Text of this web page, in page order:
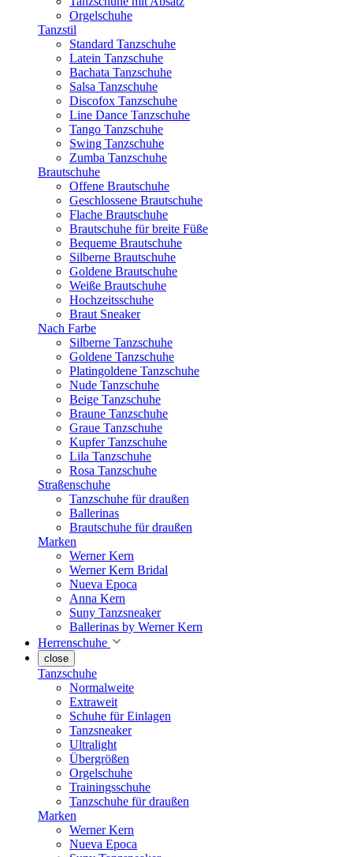
Orgelschuhe
Tanzstil
Standard Tanzschuhe
Latein Tanzschuhe
Bachata Tanzschuhe
Salsa Tanzschuhe
Discofox Tanzschuhe
Line Dance Tanzschuhe
Tango Tanzschuhe
Swing Tanzschuhe
Zumba Tanzschuhe
Brautschuhe
Offene Brautschuhe
Geschlossene Brautschuhe
Flache Brautschuhe
Brautschuhe für breite Füße
Bequeme Brautschuhe
Silberne Brautschuhe
Goldene Brautschuhe
Weiße Brautschuhe
Hochzeitsschuhe
Braut Sneaker
Nach Farbe
Silberne Tanzschuhe
Goldene Tanzschuhe
Platingoldene Tanzschuhe
Nude Tanzschuhe
Beige Tanzschuhe
Braune Tanzschuhe
Graue Tanzschuhe
Kupfer Tanzschuhe
Lila Tanzschuhe
Rosa Tanzschuhe
Straßenschuhe
Tanzschuhe für draußen
Ballerinas
Brautschuhe für draußen
Marken
Werner Kern
Werner Kern Bridal
Nueva Epoca
Anna Kern
Suny Tanzsneaker
Ballerinas by Werner Kern
Herrenschuhe
close
Tanzschuhe
Normalweite
Extraweit
Schuhe für Einlagen
Tanzsneaker
Ultralight
Übergrößen
Orgelschuhe
Trainingsschuhe
Tanzschuhe für draußen
Marken
Werner Kern
Nueva Epoca